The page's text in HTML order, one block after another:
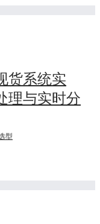
货系统实
理与实时分
型